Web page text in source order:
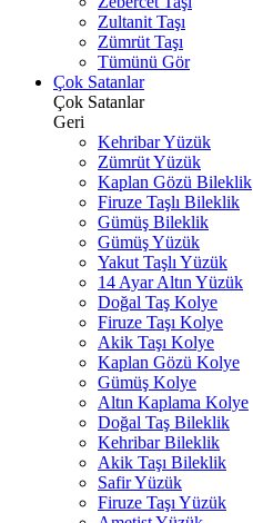
Zultanit Taşı
Zümrüt Taşı
Tümünü Gör
Çok Satanlar
Çok Satanlar
Geri
Kehribar Yüzük
Zümrüt Yüzük
Kaplan Gözü Bileklik
Firuze Taşlı Bileklik
Gümüş Bileklik
Gümüş Yüzük
Yakut Taşlı Yüzük
14 Ayar Altın Yüzük
Doğal Taş Kolye
Firuze Taşı Kolye
Akik Taşı Kolye
Kaplan Gözü Kolye
Gümüş Kolye
Altın Kaplama Kolye
Doğal Taş Bileklik
Kehribar Bileklik
Akik Taşı Bileklik
Safir Yüzük
Firuze Taşı Yüzük